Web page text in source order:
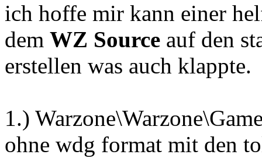
ich hoffe mir kann einer
dem WZ Source auf den
erstellen was auch klappte.
1.)
ohne wdg format mit den